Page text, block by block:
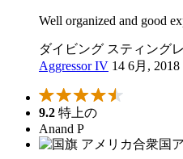
Well organized and good
ダイビング スティング
Aggressor IV 14 6月, 2018
9.2 特上の
Anand P